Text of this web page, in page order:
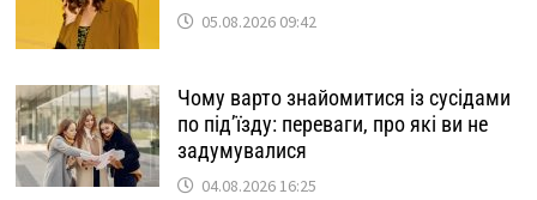
05.08.2026 09:42
Чому варто знайомитися із сусідами
по під’їзду: переваги, про які ви не
задумувалися
04.08.2026 16:25